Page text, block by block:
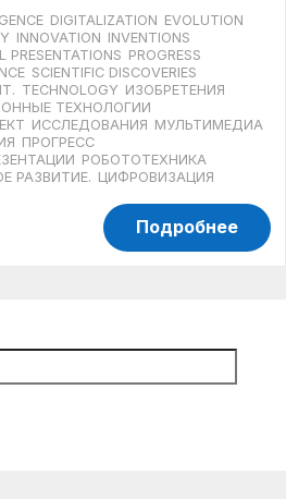
DIGITALIZATION EVOLUTION
INNOVATION INVENTIONS
PRESENTATIONS PROGRESS
SCIENTIFIC DISCOVERIES
TECHNOLOGY ИЗОБРЕТЕНИЯ
ТЕХНОЛОГИИ
ИССЛЕДОВАНИЯ МУЛЬТИМЕДИА
ПРОГРЕСС
РОБОТОТЕХНИКА
РАЗВИТИЕ. ЦИФРОВИЗАЦИЯ
Подробнее